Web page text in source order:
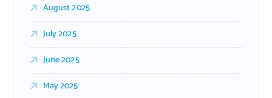
August 2025
July 2025
June 2025
May 2025